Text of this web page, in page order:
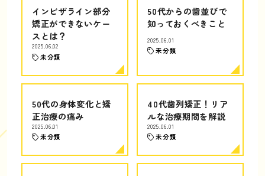
インビザライン部分
矯正ができないケー
スとは？
2025.06.02
未分類
50代からの歯並びで
知っておくべきこと
2025.06.01
未分類
50代の身体変化と矯
正治療の痛み
2025.06.01
未分類
40代歯列矯正！リア
ルな治療期間を解説
2025.06.01
未分類